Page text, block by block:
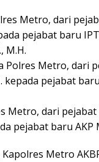
Metro, dari
pejabat baru
M.H.
Polres Metro, dari
kepada pejabat
Metro, dari
pejabat baru AKP
Metro